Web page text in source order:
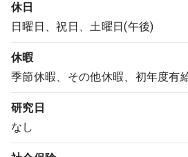
休日
日曜日、祝日、土曜日(午後)
休暇
季節休暇、その他休暇、初年度有
研究日
なし